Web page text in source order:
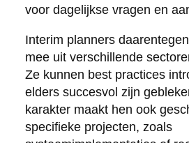
voor dagelijkse vragen en
Interim planners
mee uit verschillende
Ze kunnen best practices
elders succesvol zijn
karakter maakt hen ook
specifieke projecten, zoals